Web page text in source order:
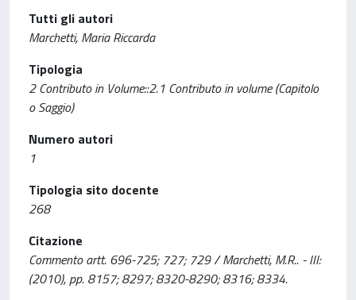
Tutti gli autori
Marchetti, Maria Riccarda
Tipologia
2 Contributo in Volume::2.1 Contributo in volume (Capitolo
o Saggio)
Numero autori
1
Tipologia sito docente
268
Citazione
Commento artt. 696-725; 727; 729 / Marchetti, M.R.. - III:
(2010), pp. 8157; 8297; 8320-8290; 8316; 8334.